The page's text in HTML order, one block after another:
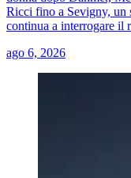
Ricci fino a Sevigny, un
continua a interrogare il
ago 6, 2026